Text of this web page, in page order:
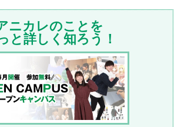
ニカレのことを
と詳しく知ろう！